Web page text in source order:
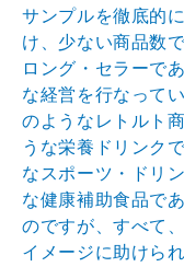
サンプルを徹底的
け、少ない商品数
ロング・セラーであ
な経営を行なって
のようなレトルト
うな栄養ドリンク
なスポーツ・ドリ
な健康補助食品で
のですが、すべて
イメージに助けら